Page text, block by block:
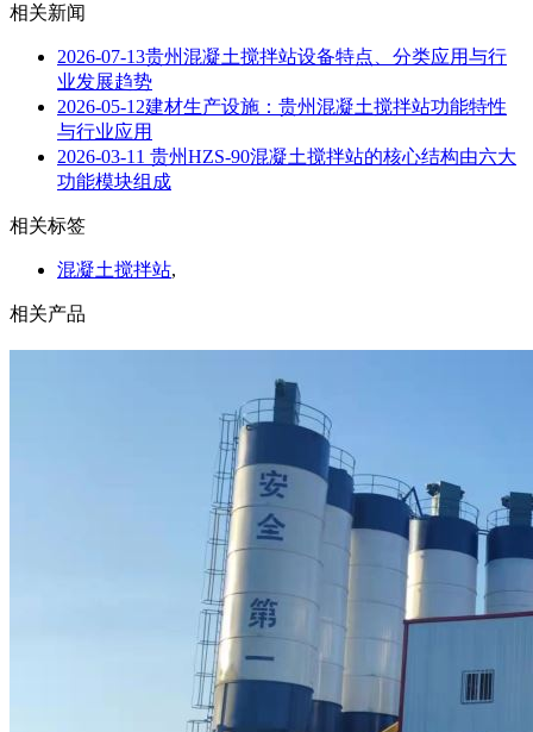
相关新闻
2026-07-13贵州混凝土搅拌站设备特点、分类应用与行
业发展趋势
2026-05-12建材生产设施：贵州混凝土搅拌站功能特性
与行业应用
2026-03-11 贵州HZS-90混凝土搅拌站的核心结构由六大
功能模块组成
相关标签
混凝土搅拌站,
相关产品